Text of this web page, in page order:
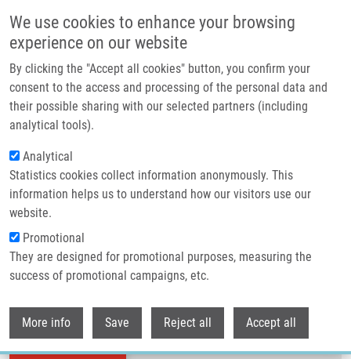
We use cookies to enhance your browsing
experience on our website
By clicking the "Accept all cookies" button, you confirm your
consent to the access and processing of the personal data and
their possible sharing with our selected partners (including
analytical tools).
Analytical
Statistics cookies collect information anonymously. This
information helps us to understand how our visitors use our
website.
Promotional
They are designed for promotional purposes, measuring the
success of promotional campaigns, etc.
More info Save Reject all Accept all
Header image
Drobečková navigace
Domů Hrašnová Patrícia
Hrašnová Patrícia